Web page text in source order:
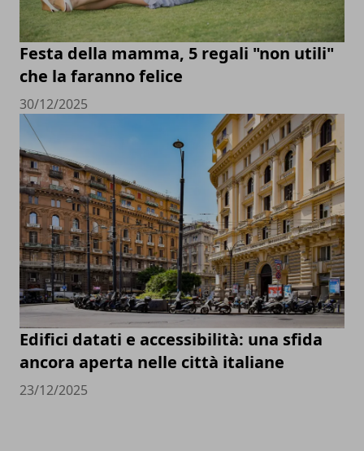
Festa della mamma, 5 regali "non utili"
che la faranno felice
30/12/2025
Edifici datati e accessibilità: una sfida
ancora aperta nelle città italiane
23/12/2025